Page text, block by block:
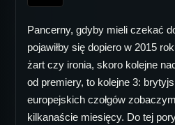
Pancerny, gdyby mieli czekać
pojawiłby się dopiero w 2015
żart czy ironia, skoro kolejne
od premiery, to kolejne 3:
europejskich czołgów
kilkanaście miesięcy. Do tej